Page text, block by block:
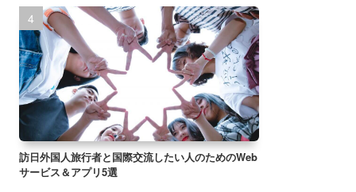
訪日外国人旅行者と国際交流したい人のためのWeb
サービス＆アプリ5選